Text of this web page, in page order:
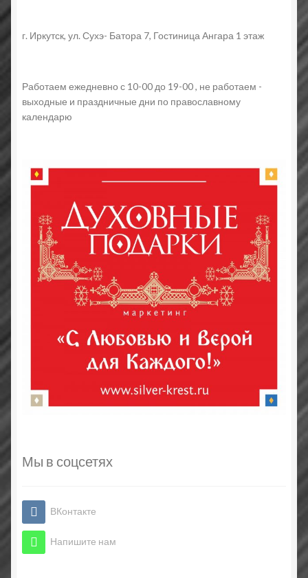
г. Иркутск, ул. Сухэ- Батора 7, Гостиница Ангара 1 этаж
Работаем ежедневно с 10-00 до 19-00 , не работаем -
выходные и праздничные дни по православному
календарю
Мы в соцсетях
ВКонтакте
Напишите нам